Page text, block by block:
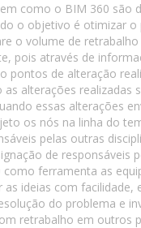
como o BIM 360 são
o objetivo é otimizar
o volume de retrabalho
pois através de
pontos de alteração
alterações realizadas
essas alterações
os nós na linha do
pelas outras
de responsáveis
ferramenta as
as ideias com
do problema e
retrabalho em outros